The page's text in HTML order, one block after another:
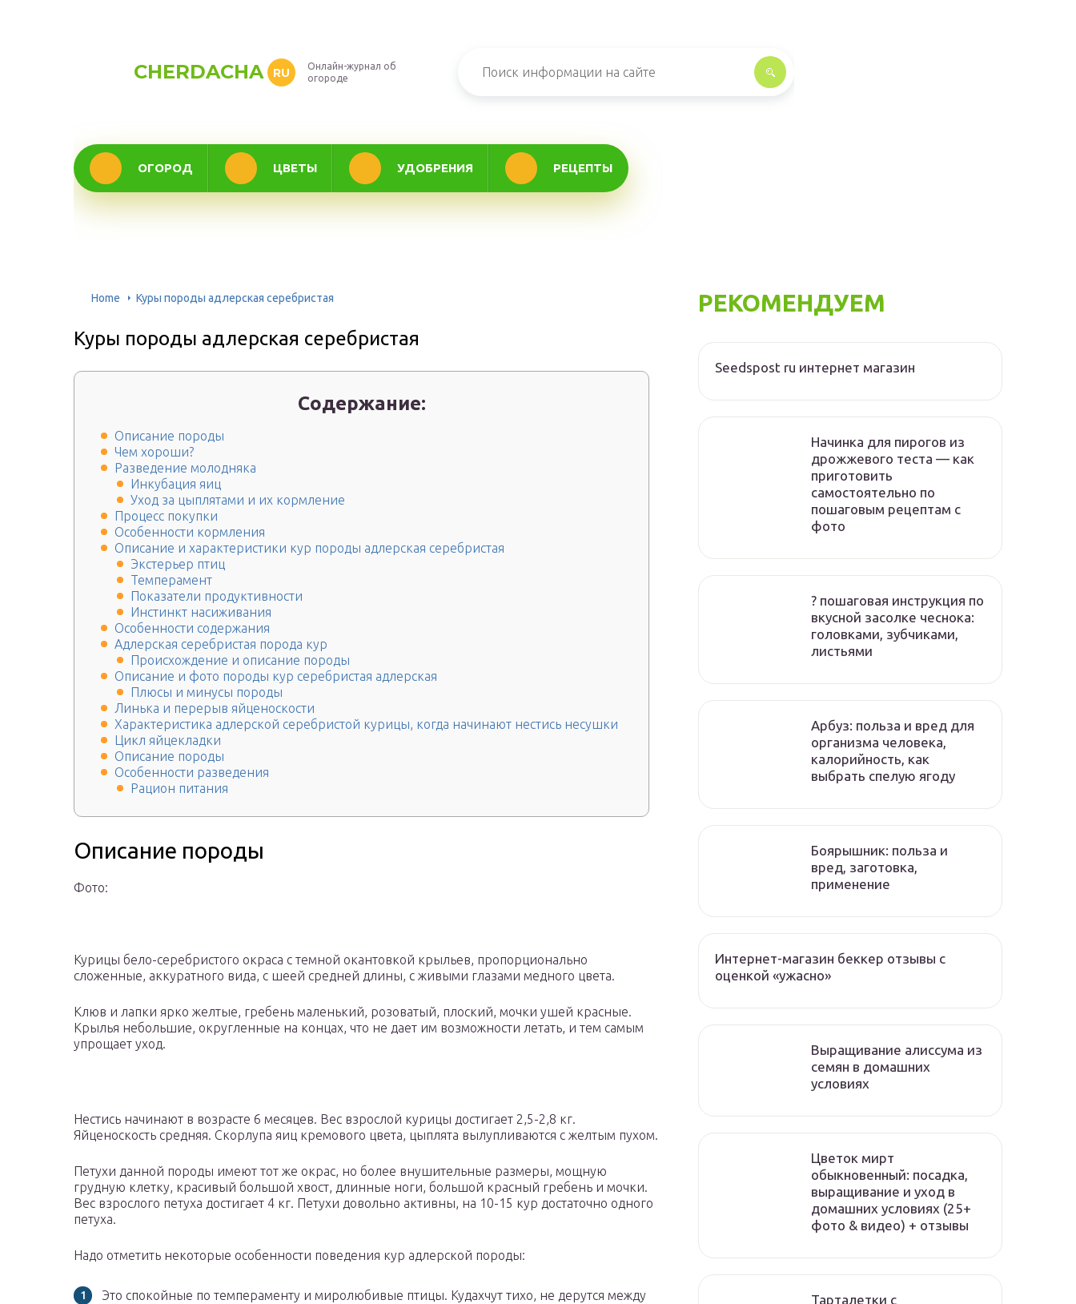
CHERDACHA RU
Онлайн-журнал об
огороде
ОГОРОД ЦВЕТЫ УДОБРЕНИЯ РЕЦЕПТЫ
Home Куры породы адлерская серебристая
Куры породы адлерская серебристая
Содержание:
Описание породы
Чем хороши?
Разведение молодняка
Инкубация яиц
Уход за цыплятами и их кормление
Процесс покупки
Особенности кормления
Описание и характеристики кур породы адлерская серебристая
Экстерьер птиц
Темперамент
Показатели продуктивности
Инстинкт насиживания
Особенности содержания
Адлерская серебристая порода кур
Происхождение и описание породы
Описание и фото породы кур серебристая адлерская
Плюсы и минусы породы
Линька и перерыв яйценоскости
Характеристика адлерской серебристой курицы, когда начинают нестись несушки
Цикл яйцекладки
Описание породы
Особенности разведения
Рацион питания
Описание породы
Фото:
Курицы бело-серебристого окраса с темной окантовкой крыльев, пропорционально
сложенные, аккуратного вида, с шеей средней длины, с живыми глазами медного цвета.
Клюв и лапки ярко желтые, гребень маленький, розоватый, плоский, мочки ушей красные.
Крылья небольшие, округленные на концах, что не дает им возможности летать, и тем самым
упрощает уход.
Нестись начинают в возрасте 6 месяцев. Вес взрослой курицы достигает 2,5-2,8 кг.
Яйценоскость средняя. Скорлупа яиц кремового цвета, цыплята вылупливаются с желтым пухом.
Петухи данной породы имеют тот же окрас, но более внушительные размеры, мощную
грудную клетку, красивый большой хвост, длинные ноги, большой красный гребень и мочки.
Вес взрослого петуха достигает 4 кг. Петухи довольно активны, на 10-15 кур достаточно одного
петуха.
Надо отметить некоторые особенности поведения кур адлерской породы:
Это спокойные по темпераменту и миролюбивые птицы. Кудахчут тихо, не дерутся между
РЕКОМЕНДУЕМ
Seedspost ru интернет магазин
Начинка для пирогов из
дрожжевого теста — как
приготовить
самостоятельно по
пошаговым рецептам с
фото
? пошаговая инструкция по
вкусной засолке чеснока:
головками, зубчиками,
листьями
Арбуз: польза и вред для
организма человека,
калорийность, как
выбрать спелую ягоду
Боярышник: польза и
вред, заготовка,
применение
Интернет-магазин беккер отзывы с
оценкой «ужасно»
Выращивание алиссума из
семян в домашних
условиях
Цветок мирт
обыкновенный: посадка,
выращивание и уход в
домашних условиях (25+
фото & видео) + отзывы
Тарталетки с